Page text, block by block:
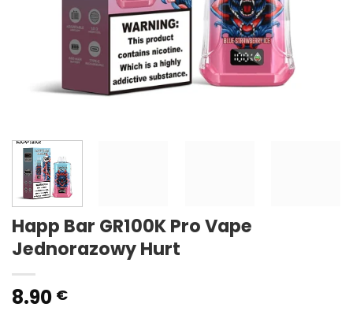
Happ Bar GR100K Pro Vape
Jednorazowy Hurt
8.90 €